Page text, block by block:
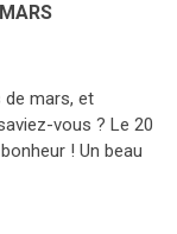
de mars, et
vous ? Le 20
! Un beau